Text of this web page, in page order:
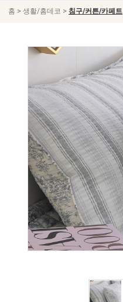
홈 > 생활/홈데코 > 침구/커튼/카페트